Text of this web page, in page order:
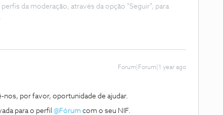
da moderação, através da opção "Seguir", para
Forum|Forum|1 year ago
nos, por favor, oportunidade de ajudar.
para o perfil @Fórum com o seu NIF.